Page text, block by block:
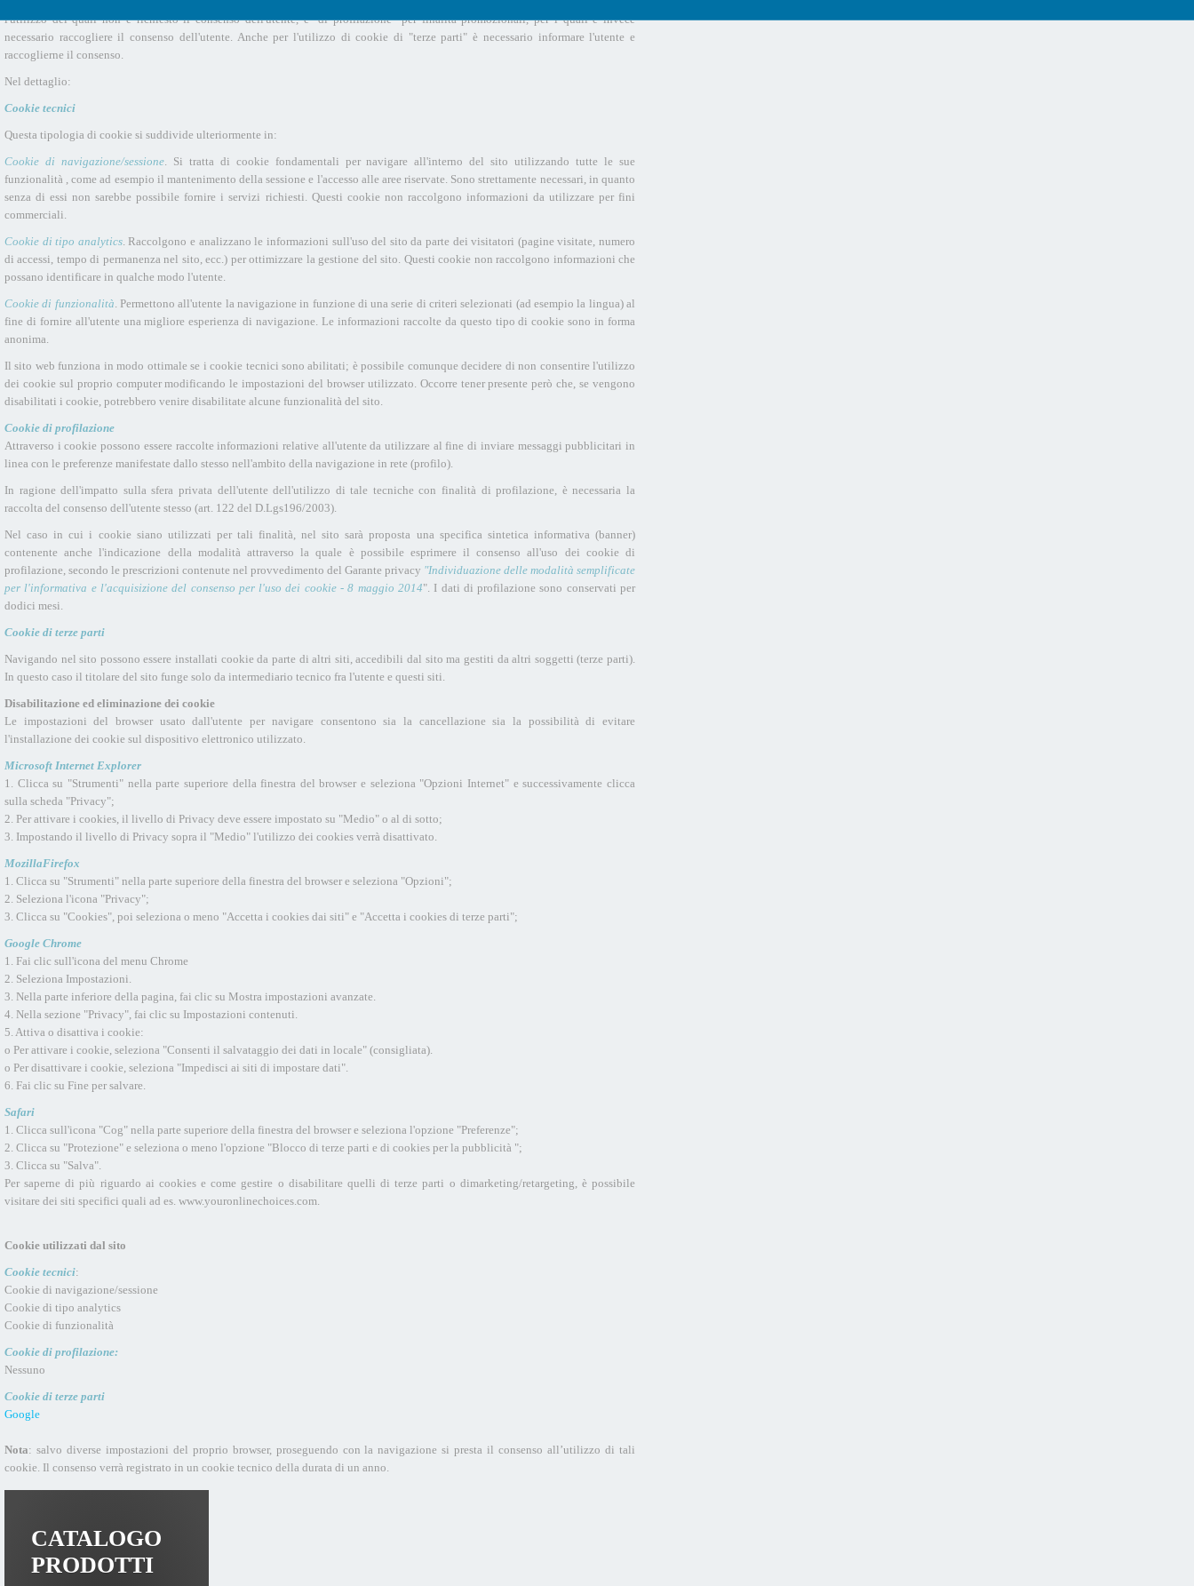
l'utilizzo dei quali non è richiesto il consenso dell'utente, e "di profilazione" per finalità promozionali, per i quali è invece
necessario raccogliere il consenso dell'utente. Anche per l'utilizzo di cookie di "terze parti" è necessario informare l'utente e
raccoglierne il consenso.
Nel dettaglio:
Cookie tecnici
Questa tipologia di cookie si suddivide ulteriormente in:
Cookie di navigazione/sessione. Si tratta di cookie fondamentali per navigare all'interno del sito utilizzando tutte le sue
funzionalità , come ad esempio il mantenimento della sessione e l'accesso alle aree riservate. Sono strettamente necessari, in quanto
senza di essi non sarebbe possibile fornire i servizi richiesti. Questi cookie non raccolgono informazioni da utilizzare per fini
commerciali.
Cookie di tipo analytics. Raccolgono e analizzano le informazioni sull'uso del sito da parte dei visitatori (pagine visitate, numero
di accessi, tempo di permanenza nel sito, ecc.) per ottimizzare la gestione del sito. Questi cookie non raccolgono informazioni che
possano identificare in qualche modo l'utente.
Cookie di funzionalità. Permettono all'utente la navigazione in funzione di una serie di criteri selezionati (ad esempio la lingua) al
fine di fornire all'utente una migliore esperienza di navigazione. Le informazioni raccolte da questo tipo di cookie sono in forma
anonima.
Il sito web funziona in modo ottimale se i cookie tecnici sono abilitati; è possibile comunque decidere di non consentire l'utilizzo
dei cookie sul proprio computer modificando le impostazioni del browser utilizzato. Occorre tener presente però che, se vengono
disabilitati i cookie, potrebbero venire disabilitate alcune funzionalità del sito.
Cookie di profilazione
Attraverso i cookie possono essere raccolte informazioni relative all'utente da utilizzare al fine di inviare messaggi pubblicitari in
linea con le preferenze manifestate dallo stesso nell'ambito della navigazione in rete (profilo).
In ragione dell'impatto sulla sfera privata dell'utente dell'utilizzo di tale tecniche con finalità di profilazione, è necessaria la
raccolta del consenso dell'utente stesso (art. 122 del D.Lgs196/2003).
Nel caso in cui i cookie siano utilizzati per tali finalità, nel sito sarà proposta una specifica sintetica informativa (banner)
contenente anche l'indicazione della modalità attraverso la quale è possibile esprimere il consenso all'uso dei cookie di
profilazione, secondo le prescrizioni contenute nel provvedimento del Garante privacy "Individuazione delle modalità semplificate
per l'informativa e l'acquisizione del consenso per l'uso dei cookie - 8 maggio 2014". I dati di profilazione sono conservati per
dodici mesi.
Cookie di terze parti
Navigando nel sito possono essere installati cookie da parte di altri siti, accedibili dal sito ma gestiti da altri soggetti (terze parti).
In questo caso il titolare del sito funge solo da intermediario tecnico fra l'utente e questi siti.
Disabilitazione ed eliminazione dei cookie
Le impostazioni del browser usato dall'utente per navigare consentono sia la cancellazione sia la possibilità di evitare
l'installazione dei cookie sul dispositivo elettronico utilizzato.
Microsoft Internet Explorer
1. Clicca su "Strumenti" nella parte superiore della finestra del browser e seleziona "Opzioni Internet" e successivamente clicca
sulla scheda "Privacy";
2. Per attivare i cookies, il livello di Privacy deve essere impostato su "Medio" o al di sotto;
3. Impostando il livello di Privacy sopra il "Medio" l'utilizzo dei cookies verrà disattivato.
MozillaFirefox
1. Clicca su "Strumenti" nella parte superiore della finestra del browser e seleziona "Opzioni";
2. Seleziona l'icona "Privacy";
3. Clicca su "Cookies", poi seleziona o meno "Accetta i cookies dai siti" e "Accetta i cookies di terze parti";
Google Chrome
1. Fai clic sull'icona del menu Chrome
2. Seleziona Impostazioni.
3. Nella parte inferiore della pagina, fai clic su Mostra impostazioni avanzate.
4. Nella sezione "Privacy", fai clic su Impostazioni contenuti.
5. Attiva o disattiva i cookie:
o Per attivare i cookie, seleziona "Consenti il salvataggio dei dati in locale" (consigliata).
o Per disattivare i cookie, seleziona "Impedisci ai siti di impostare dati".
6. Fai clic su Fine per salvare.
Safari
1. Clicca sull'icona "Cog" nella parte superiore della finestra del browser e seleziona l'opzione "Preferenze";
2. Clicca su "Protezione" e seleziona o meno l'opzione "Blocco di terze parti e di cookies per la pubblicità ";
3. Clicca su "Salva".
Per saperne di più riguardo ai cookies e come gestire o disabilitare quelli di terze parti o dimarketing/retargeting, è possibile
visitare dei siti specifici quali ad es. www.youronlinechoices.com.
Cookie utilizzati dal sito
Cookie tecnici:
Cookie di navigazione/sessione
Cookie di tipo analytics
Cookie di funzionalità
Cookie di profilazione:
Nessuno
Cookie di terze parti
Google
Nota: salvo diverse impostazioni del proprio browser, proseguendo con la navigazione si presta il consenso all’utilizzo di tali
cookie. Il consenso verrà registrato in un cookie tecnico della durata di un anno.
CATALOGO
PRODOTTI